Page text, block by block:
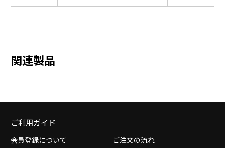
関連製品
ご利用ガイド
会員登録について
ご注文の流れ